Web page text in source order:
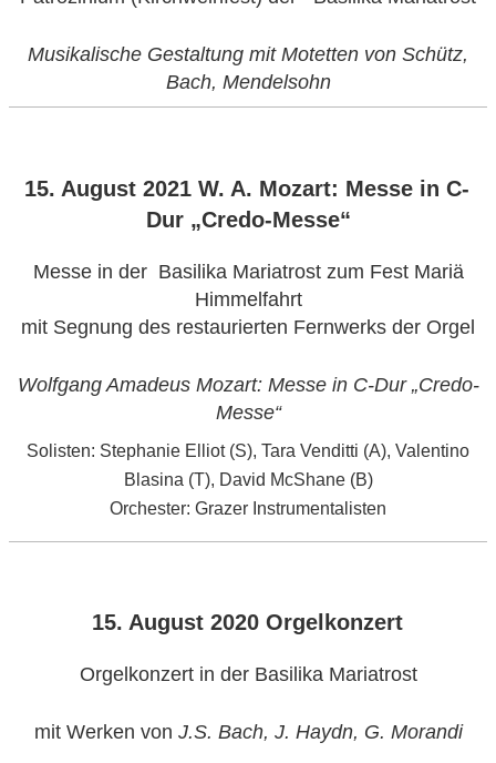
Musikalische Gestaltung mit Motetten von Schütz,
Bach, Mendelsohn
VERÖFFENTLICHT
AM
15. August 2021 W. A. Mozart: Messe in C-
Dur „Credo-Messe“
Messe in der Basilika Mariatrost zum Fest Mariä
Himmelfahrt
mit Segnung des restaurierten Fernwerks der Orgel
Wolfgang Amadeus Mozart: Messe in C-Dur „Credo-
Messe“
Solisten: Stephanie Elliot (S), Tara Venditti (A), Valentino
Blasina (T), David McShane (B)
Orchester: Grazer Instrumentalisten
VERÖFFENTLICHT
AM
15. August 2020 Orgelkonzert
Orgelkonzert in der Basilika Mariatrost
mit Werken von J.S. Bach, J. Haydn, G. Morandi